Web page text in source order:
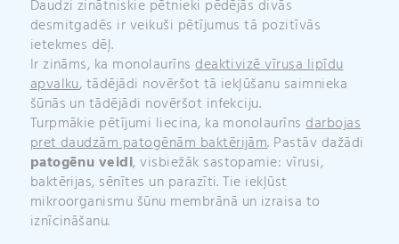
Daudzi zinātniskie pētnieki pēdējās divās
desmitgadēs ir veikuši pētījumus tā pozitīvās
ietekmes dēļ.
Ir zināms, ka monolaurīnsdeaktivizē vīrusa lipīdu
apvalku, tādējādi novēršot tā iekļūšanu saimnieka
šūnās un tādējādi novēršot infekciju.
Turpmākie pētījumi liecina, ka monolaurīnsdarbojas
pret daudzām patogēnām baktērijām. Pastāv dažādi
patogēnu veidi, visbiežāk sastopamie: vīrusi,
baktērijas, sēnītes un parazīti. Tie iekļūst
mikroorganismu šūnu membrānā un izraisa to
iznīcināšanu.